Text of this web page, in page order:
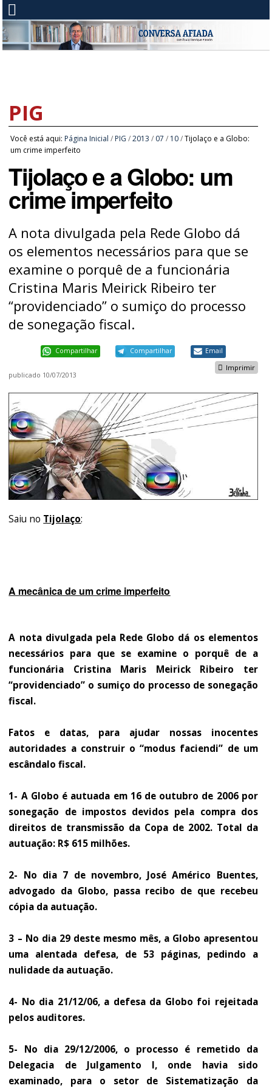
PIG
Você está aqui: Página Inicial / PIG /2013 / 07 / 10 /Tijolaço e a Globo:
um crime imperfeito
Tijolaço e a Globo: um
crime imperfeito
A nota divulgada pela Rede Globo dá
os elementos necessários para que se
examine o porquê de a funcionária
Cristina Maris Meirick Ribeiro ter
“providenciado” o sumiço do processo
de sonegação fiscal.
Compartilhar Compartilhar Email
Imprimir
publicado 10/07/2013
Saiu no Tijolaço:
A mecânica de um crime imperfeito
A nota divulgada pela Rede Globo dá os elementos
necessários para que se examine o porquê de a
funcionária Cristina Maris Meirick Ribeiro ter
“providenciado” o sumiço do processo de sonegação
fiscal.
Fatos e datas, para ajudar nossas inocentes
autoridades a construir o “modus faciendi” de um
escândalo fiscal.
1- A Globo é autuada em 16 de outubro de 2006 por
sonegação de impostos devidos pela compra dos
direitos de transmissão da Copa de 2002. Total da
autuação: R$ 615 milhões.
2- No dia 7 de novembro, José Américo Buentes,
advogado da Globo, passa recibo de que recebeu
cópia da autuação.
3 – No dia 29 deste mesmo mês, a Globo apresentou
uma alentada defesa, de 53 páginas, pedindo a
nulidade da autuação.
4- No dia 21/12/06, a defesa da Globo foi rejeitada
pelos auditores.
5- No dia 29/12/2006, o processo é remetido da
Delegacia de Julgamento I, onde havia sido
examinado, para o setor de Sistematização da